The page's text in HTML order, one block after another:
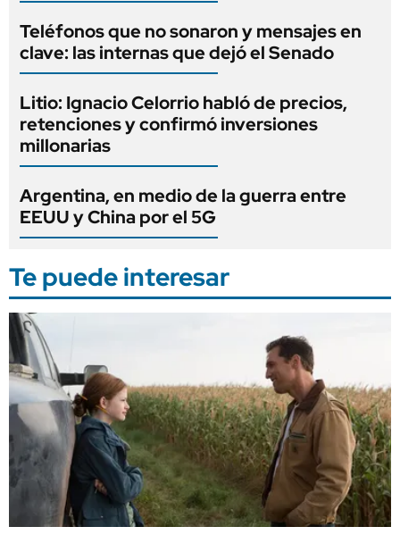
Teléfonos que no sonaron y mensajes en
clave: las internas que dejó el Senado
Litio: Ignacio Celorrio habló de precios,
retenciones y confirmó inversiones
millonarias
Argentina, en medio de la guerra entre
EEUU y China por el 5G
Te puede interesar